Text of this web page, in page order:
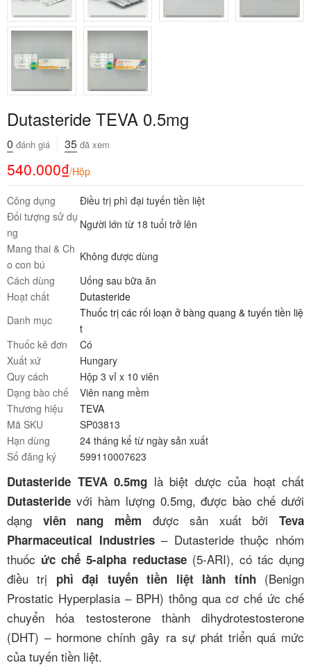
Dutasteride TEVA 0.5mg
0 đánh giá 35 đã xem
540.000₫/Hộp
Công dụng
Điều trị phì đại tuyến tiền liệt
Đối tượng sử dụ
ng
Người lớn từ 18 tuổi trở lên
Mang thai & Ch
o con bú
Không được dùng
Cách dùng
Uống sau bữa ăn
Hoạt chất
Dutasteride
Danh mục
Thuốc trị các rối loạn ở bàng quang & tuyến tiền liệ
t
Thuốc kê đơn
Có
Xuất xứ
Hungary
Quy cách
Hộp 3 vỉ x 10 viên
Dạng bào chế
Viên nang mềm
Thương hiệu
TEVA
Mã SKU
SP03813
Hạn dùng
24 tháng kể từ ngày sản xuất
Số đăng ký
599110007623
Dutasteride TEVA 0.5mg là biệt dược của hoạt chất
Dutasteride với hàm lượng 0.5mg, được bào chế dưới
dạng viên nang mềm được sản xuất bởi Teva
Pharmaceutical Industries– Dutasteride thuộc nhóm
thuốc ức chế 5-alpha reductase(5-ARI), có tác dụng
điều trị phì đại tuyến tiền liệt lành tính(Benign
Prostatic Hyperplasia – BPH) thông qua cơ chế ức chế
chuyển hóa testosterone thành dihydrotestosterone
(DHT) – hormone chính gây ra sự phát triển quá mức
của tuyến tiền liệt.